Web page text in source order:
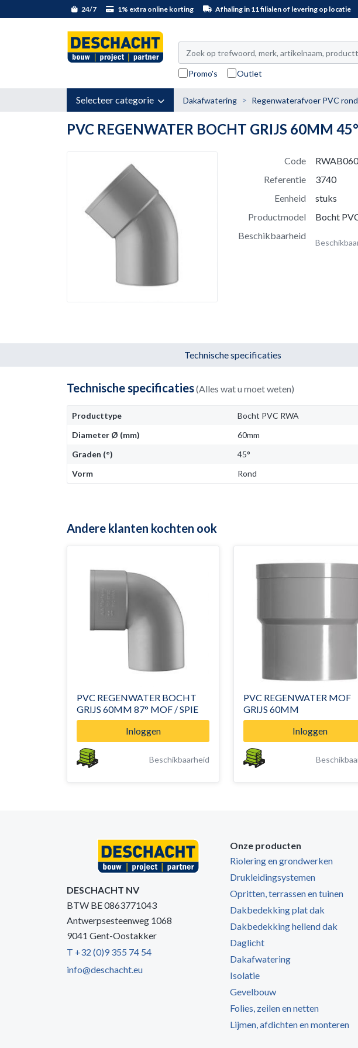
24/7 1% extra online korting Afhaling in 11 filialen of levering op locatie
Promo's Outlet
Selecteer categorie Dakafwatering Regenwaterafvoer PVC rond
PVC REGENWATER BOCHT GRIJS 60MM
Code
Referentie
3740
Eenheid
stuks
Productmodel
Bocht
Beschikbaarheid
Technische specificaties
Technische specificaties(Alles wat u moet weten)
Producttype
Bocht PVC RWA
Diameter Ø (mm)
60mm
Graden (°)
45°
Vorm
Rond
Andere klanten kochten ook
PVC REGENWATER BOCHT
GRIJS 60MM 87° MOF / SPIE
Inloggen
Beschikbaarheid
PVC REGENWATER MOF
GRIJS 60MM
Inloggen
DESCHACHT NV
BTW BE 0863771043
Antwerpsesteenweg 1068
9041 Gent-Oostakker
T +32 (0)9 355 74 54
info@deschacht.eu
Onze producten
Riolering en grondwerken
Drukleidingsystemen
Opritten, terrassen en tuinen
Dakbedekking plat dak
Dakbedekking hellend dak
Daglicht
Dakafwatering
Isolatie
Gevelbouw
Folies, zeilen en netten
Lijmen, afdichten en monteren